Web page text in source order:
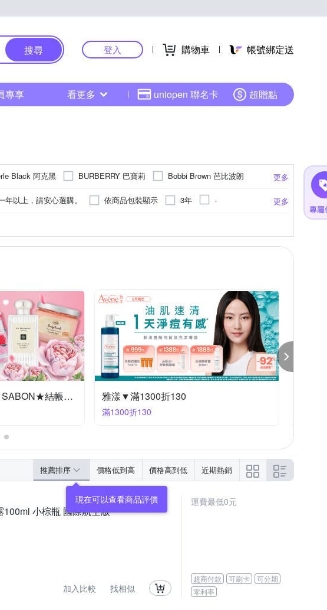
搜尋 登入 購物車 帳號綁定送
專享 看更多 uniopen 聯名卡 超贈點
更多
Black 阿克黑 BURBERRY 巴寶莉
Bobbi Brown 芭比波朗
膚 CHANEL 香奈兒
CLARINS 克蘭詩
亞曼尼 Guerlain 嬌蘭
Hermes 愛馬仕
Salvatore Ferragamo
SHISEIDO 資生堂東京櫃
WHOO 后 YSL 其他品牌 理膚寶水
更多
以上，請安心選購。 依商品包裝顯示 3年
-
品包裝標示。
5年(實際效期依瓶身所示)
有效期限請詳見產品包裝標示。
標示
三年
製造日期、有效期限請詳見產品包裝標示。
2028/03
商品包裝
保存期限3年、有效期限請詳見產品包裝標示。
日期或有效期限，請詳見產品包裝標示。
2024.06 / 2027.06
再享85折 滿199元大優惠
滿199大優惠
推薦排序 價格低到高 價格高到低 近期熱銷
小棕瓶 國際航空版
加入比較 找相似
運費最低0元
超商付款 可刷卡
可分期
零利率